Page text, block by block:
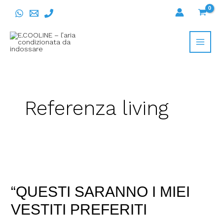
contenuto
Referenza living
“QUESTI SARANNO I MIEI
VESTITI PREFERITI
I
MIEI
VESTITI